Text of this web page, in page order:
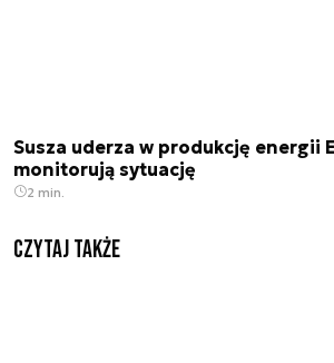
Susza uderza w produkcję energii
monitorują sytuację
2 min.
Czytaj także